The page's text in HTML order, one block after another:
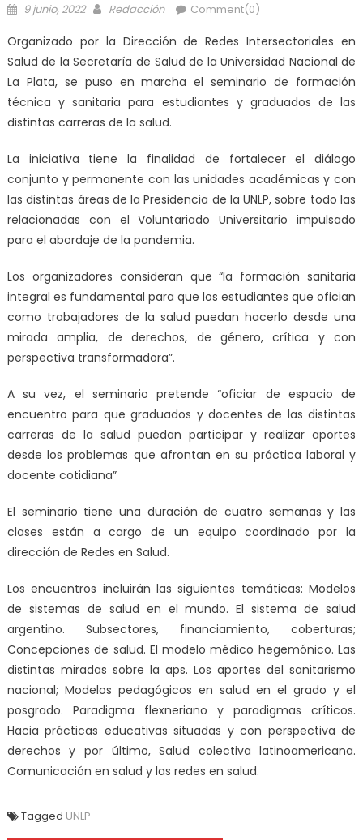
9 junio, 2022 Redacción Comment(0)
Organizado por la Dirección de Redes Intersectoriales en
Salud de la Secretaría de Salud de la Universidad Nacional de
La Plata, se puso en marcha el seminario de formación
técnica y sanitaria para estudiantes y graduados de las
distintas carreras de la salud.
La iniciativa tiene la finalidad de fortalecer el diálogo
conjunto y permanente con las unidades académicas y con
las distintas áreas de la Presidencia de la UNLP, sobre todo las
relacionadas con el Voluntariado Universitario impulsado
para el abordaje de la pandemia.
Los organizadores consideran que “la formación sanitaria
integral es fundamental para que los estudiantes que ofician
como trabajadores de la salud puedan hacerlo desde una
mirada amplia, de derechos, de género, crítica y con
perspectiva transformadora”.
A su vez, el seminario pretende “oficiar de espacio de
encuentro para que graduados y docentes de las distintas
carreras de la salud puedan participar y realizar aportes
desde los problemas que afrontan en su práctica laboral y
docente cotidiana”
El seminario tiene una duración de cuatro semanas y las
clases están a cargo de un equipo coordinado por la
dirección de Redes en Salud.
Los encuentros incluirán las siguientes temáticas: Modelos
de sistemas de salud en el mundo. El sistema de salud
argentino. Subsectores, financiamiento, coberturas;
Concepciones de salud. El modelo médico hegemónico. Las
distintas miradas sobre la aps. Los aportes del sanitarismo
nacional; Modelos pedagógicos en salud en el grado y el
posgrado. Paradigma flexneriano y paradigmas críticos.
Hacia prácticas educativas situadas y con perspectiva de
derechos y por último, Salud colectiva latinoamericana.
Comunicación en salud y las redes en salud.
Tagged UNLP